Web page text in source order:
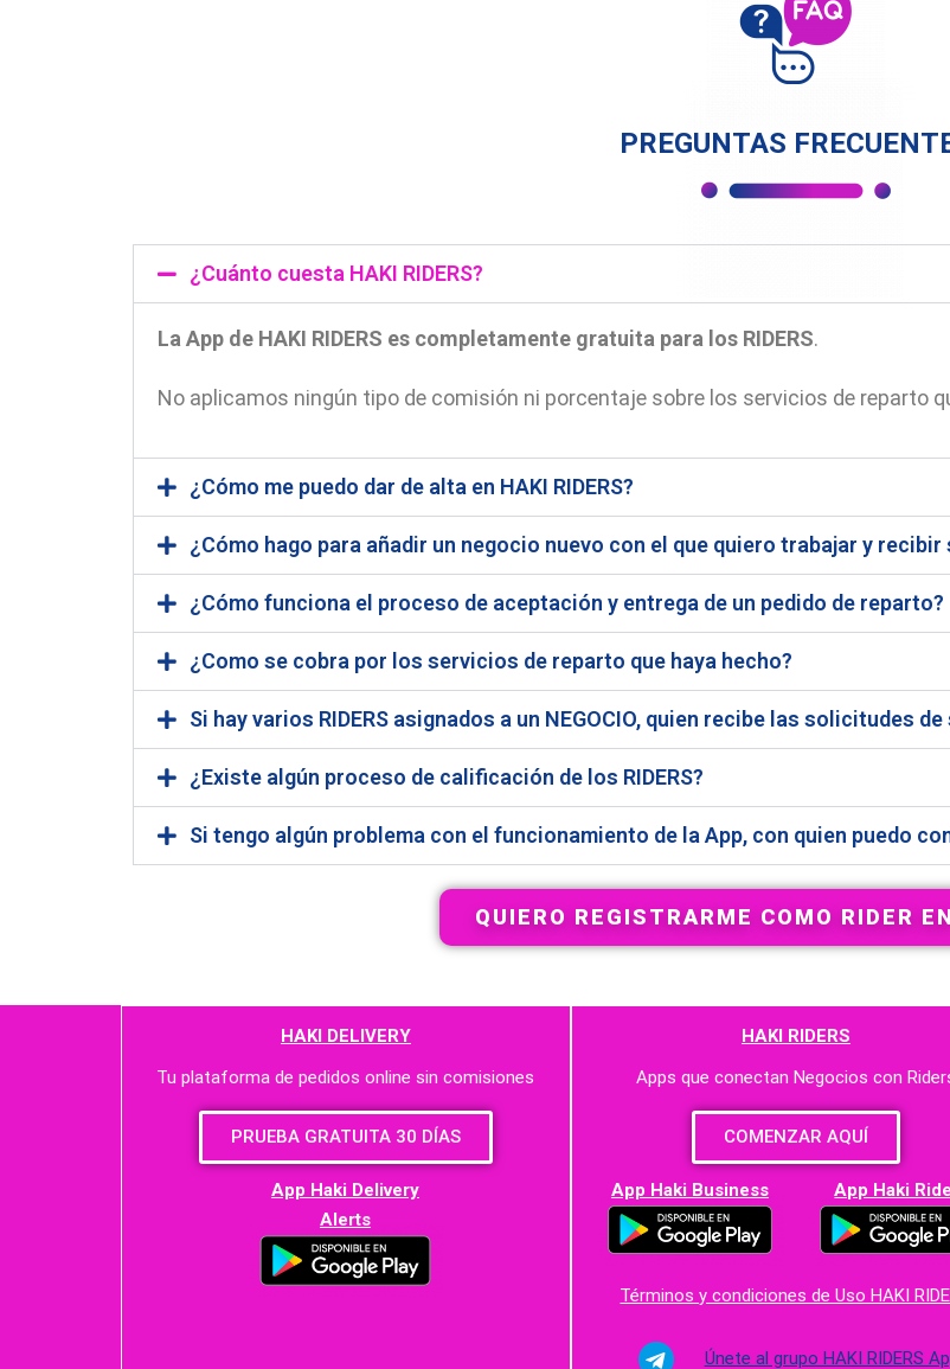
PREGUNTAS
¿Cuánto cuesta HAKI RIDERS?
La App de HAKI RIDERS es completamente gratuita para los RIDERS.
No aplicamos ningún tipo de comisión ni porcentaje sobre los servicios de reparto
¿Cómo me puedo dar de alta en HAKI RIDERS?
¿Cómo hago para añadir un negocio nuevo con el que quiero trabajar y
¿Cómo funciona el proceso de aceptación y entrega de un pedido de reparto?
¿Como se cobra por los servicios de reparto que haya hecho?
Si hay varios RIDERS asignados a un NEGOCIO, quien recibe las solicitudes
¿Existe algún proceso de calificación de los RIDERS?
Si tengo algún problema con el funcionamiento de la App, con quien puedo
QUIERO REGISTRARME COMO RIDER
HAKI DELIVERY
Tu plataforma de pedidos online sin comisiones
PRUEBA GRATUITA 30 DÍAS
App Haki Delivery
Alerts
HAKI RIDERS
Apps que conectan Negocios con
COMENZAR AQUÍ
App Haki Business App Haki
Términos y condiciones de Uso HAKI
Únete al grupo HAKI RIDERS